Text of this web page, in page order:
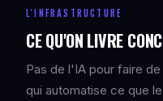
L'INFRASTRUCTURE
CE QU'ON LIVRE
Pas de l'IA pour faire
qui automatise ce que